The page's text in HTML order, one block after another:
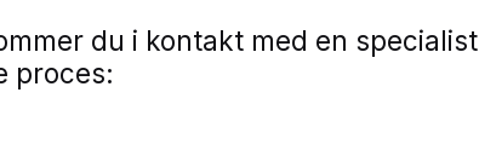
du i kontakt med en specialist
proces: